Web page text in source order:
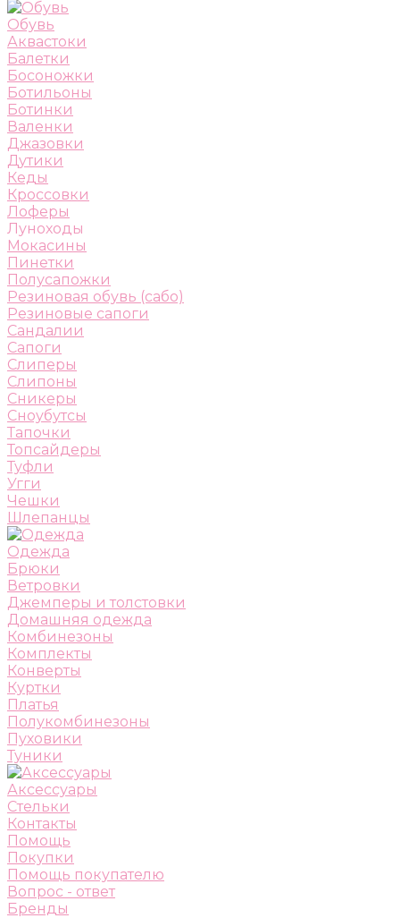
Обувь
Аквастоки
Балетки
Босоножки
Ботильоны
Ботинки
Валенки
Джазовки
Дутики
Кеды
Кроссовки
Лоферы
Луноходы
Мокасины
Пинетки
Полусапожки
Резиновая обувь (сабо)
Резиновые сапоги
Сандалии
Сапоги
Слиперы
Слипоны
Сникеры
Сноубутсы
Тапочки
Топсайдеры
Туфли
Угги
Чешки
Шлепанцы
Одежда
Брюки
Ветровки
Джемперы и толстовки
Домашняя одежда
Комбинезоны
Комплекты
Конверты
Куртки
Платья
Полукомбинезоны
Пуховики
Туники
Аксессуары
Стельки
Контакты
Помощь
Покупки
Помощь покупателю
Вопрос - ответ
Бренды